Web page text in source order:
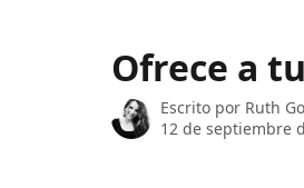
Ofrece a
Escrito por Ruth
12 de septiembre